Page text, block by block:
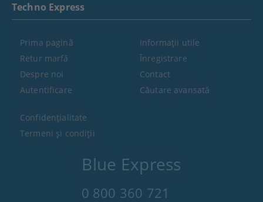
Blue Express
0 800 360 721
Techno Express
Prima pagină
Retur marfă
Despre noi
Autentificare
Informaţii utile
Înregistrare
Contact
Căutare avansată
Confidenţialitate
Termeni şi condiţii